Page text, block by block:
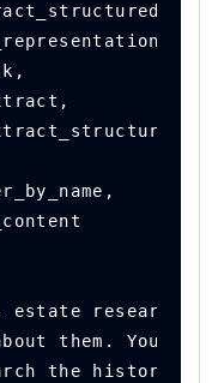
estate
them. You get
the history of